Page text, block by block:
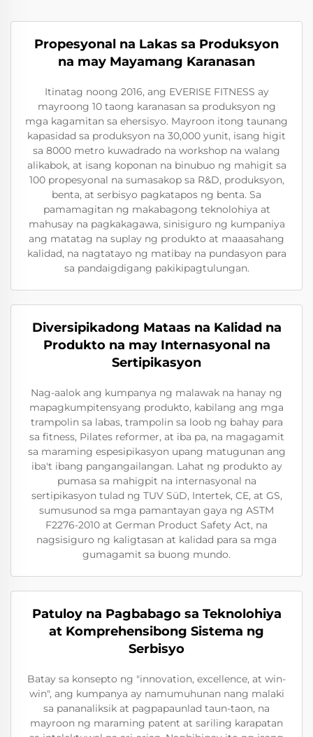
Propesyonal na Lakas sa Produksyon
na may Mayamang Karanasan
Itinatag noong 2016, ang EVERISE FITNESS ay
mayroong 10 taong karanasan sa produksyon ng
mga kagamitan sa ehersisyo. Mayroon itong taunang
kapasidad sa produksyon na 30,000 yunit, isang higit
sa 8000 metro kuwadrado na workshop na walang
alikabok, at isang koponan na binubuo ng mahigit sa
100 propesyonal na sumasakop sa R&D, produksyon,
benta, at serbisyo pagkatapos ng benta. Sa
pamamagitan ng makabagong teknolohiya at
mahusay na pagkakagawa, sinisiguro ng kumpaniya
ang matatag na suplay ng produkto at maaasahang
kalidad, na nagtatayo ng matibay na pundasyon para
sa pandaigdigang pakikipagtulungan.
Diversipikadong Mataas na Kalidad na
Produkto na may Internasyonal na
Sertipikasyon
Nag-aalok ang kumpanya ng malawak na hanay ng
mapagkumpitensyang produkto, kabilang ang mga
trampolin sa labas, trampolin sa loob ng bahay para
sa fitness, Pilates reformer, at iba pa, na magagamit
sa maraming espesipikasyon upang matugunan ang
iba't ibang pangangailangan. Lahat ng produkto ay
pumasa sa mahigpit na internasyonal na
sertipikasyon tulad ng TUV SüD, Intertek, CE, at GS,
sumusunod sa mga pamantayan gaya ng ASTM
F2276-2010 at German Product Safety Act, na
nagsisiguro ng kaligtasan at kalidad para sa mga
gumagamit sa buong mundo.
Patuloy na Pagbabago sa Teknolohiya
at Komprehensibong Sistema ng
Serbisyo
Batay sa konsepto ng "innovation, excellence, at win-
win", ang kumpanya ay namumuhunan nang malaki
sa pananaliksik at pagpapaunlad taun-taon, na
mayroon ng maraming patent at sariling karapatan